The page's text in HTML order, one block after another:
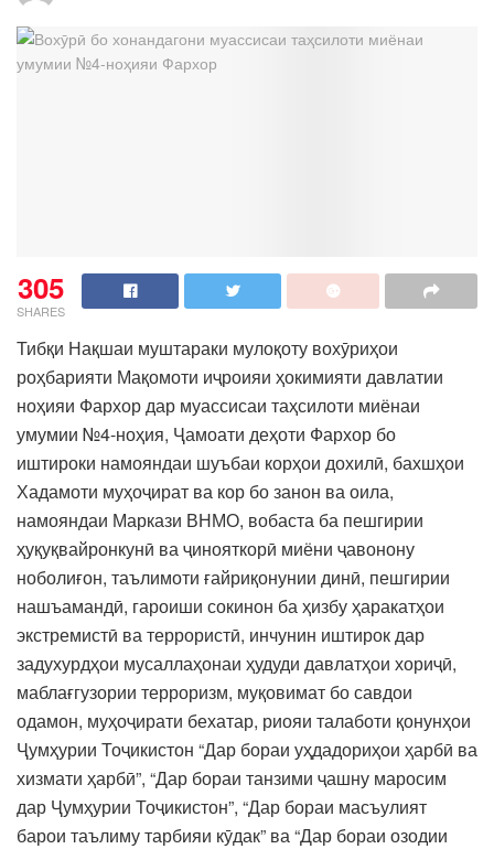
305
SHARES
Тибқи Нақшаи муштараки мулоқоту вохӯриҳои
роҳбарияти Мақомоти иҷроияи ҳокимияти давлатии
ноҳияи Фархор дар муассисаи таҳсилоти миёнаи
умумии №4-ноҳия, Ҷамоати деҳоти Фархор бо
иштироки намояндаи шуъбаи корҳои дохилӣ, бахшҳои
Хадамоти муҳоҷират ва кор бо занон ва оила,
намояндаи Маркази ВНМО, вобаста ба пешгирии
ҳуқуқвайронкунӣ ва ҷинояткорӣ миёни ҷавонону
ноболиғон, таълимоти ғайриқонунии динӣ, пешгирии
нашъамандӣ, гароиши сокинон ба ҳизбу ҳаракатҳои
экстремистӣ ва террористӣ, инчунин иштирок дар
задухурдҳои мусаллаҳонаи ҳудуди давлатҳои хориҷӣ,
маблағгузории терроризм, муқовимат бо савдои
одамон, муҳоҷирати бехатар, риояи талаботи қонунҳои
Ҷумҳурии Тоҷикистон “Дар бораи уҳдадориҳои ҳарбӣ ва
хизмати ҳарбӣ”, “Дар бораи танзими ҷашну маросим
дар Ҷумҳурии Тоҷикистон”, “Дар бораи масъулият
барои таълиму тарбияи кӯдак” ва “Дар бораи озодии